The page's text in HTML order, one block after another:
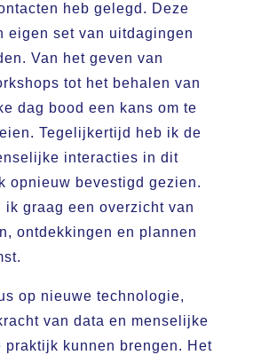
heb gelegd. Deze
eigen set van uitdagingen
Van het geven van
tot het behalen van
dag bood een kans om te
Tegelijkertijd heb ik de
interacties in dit
opnieuw bevestigd gezien.
ik graag een overzicht van
ontdekkingen en plannen
op nieuwe technologie,
van data en menselijke
praktijk kunnen brengen. Het